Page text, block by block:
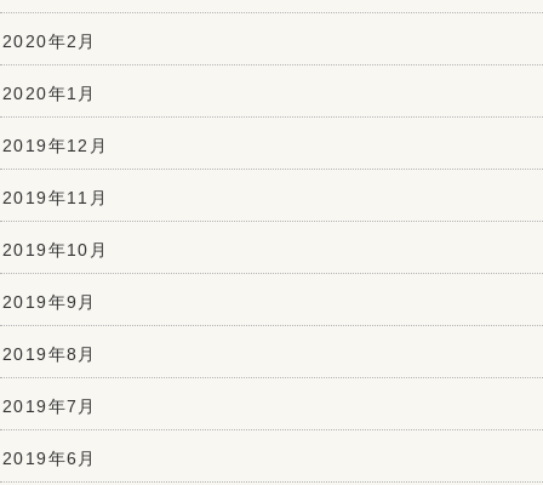
2020年2月
2020年1月
2019年12月
2019年11月
2019年10月
2019年9月
2019年8月
2019年7月
2019年6月